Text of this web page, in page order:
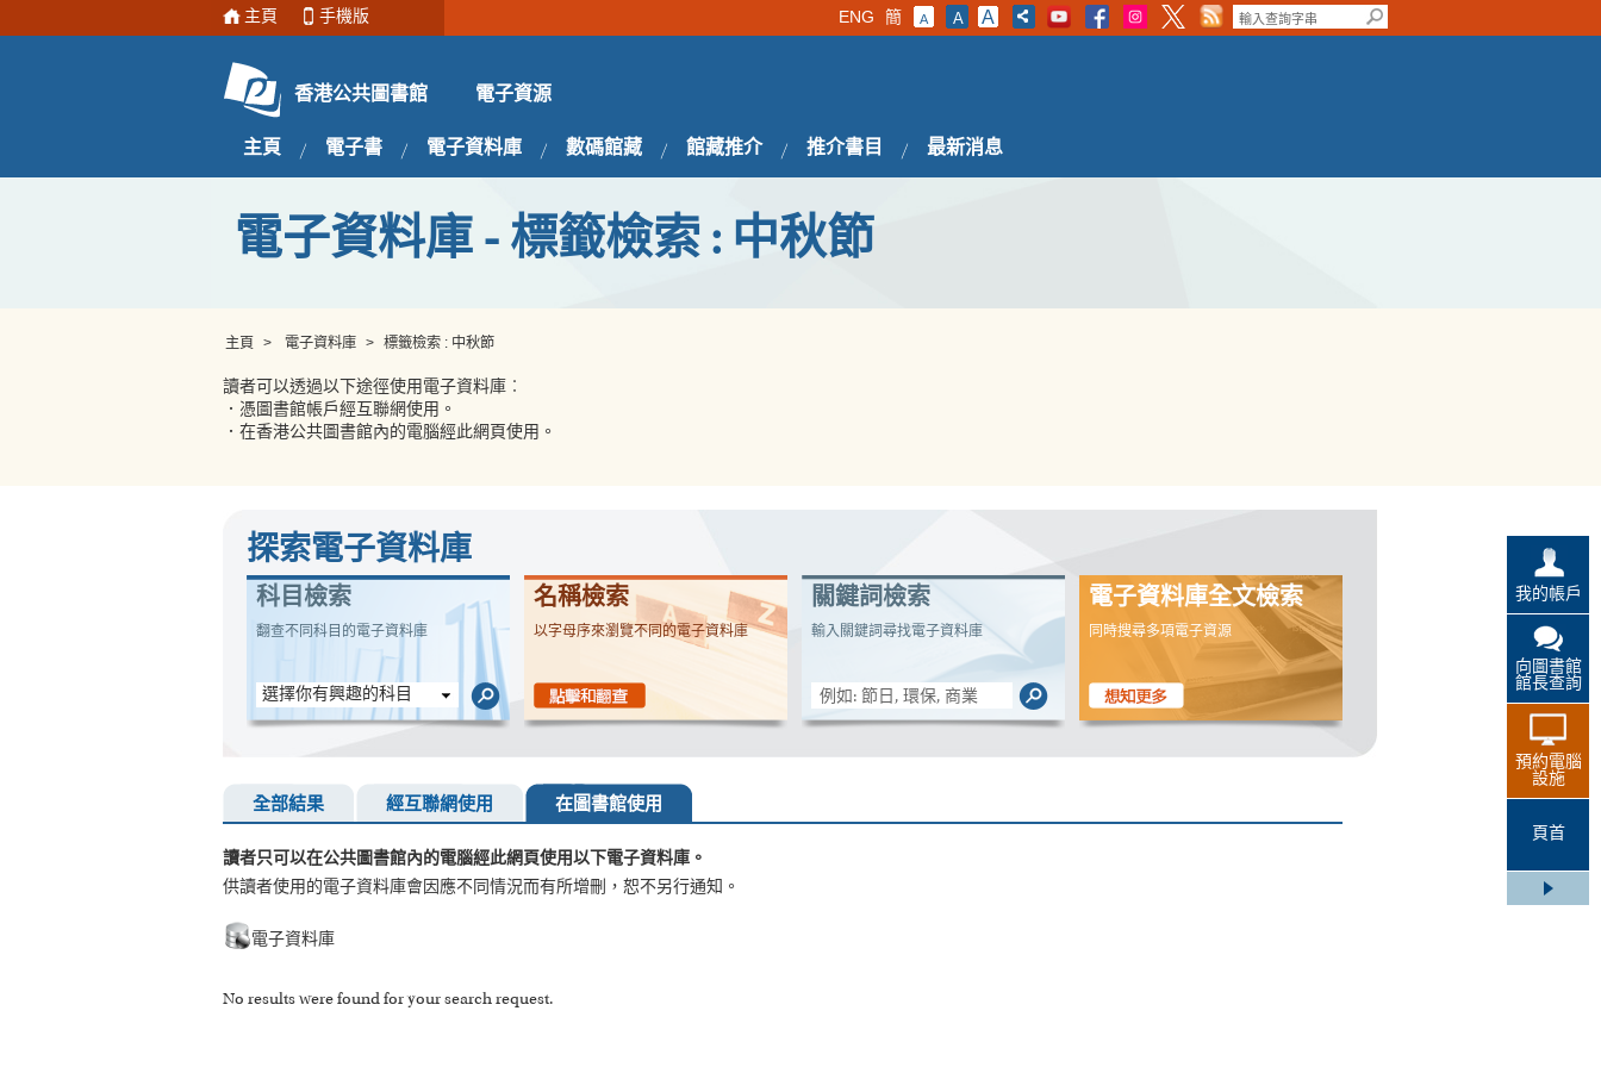
主頁 手機版 ENG 簡 A A A
香港公共圖書館 電子資源
主頁 電子書 電子資料庫 數碼館藏 館藏推介 推介書目 最新消息
我的帳戶
向圖書館
館長查詢
預約電腦
設施
頁首
電子資料庫 - 標籤檢索 : 中秋節
主頁 > 電子資料庫 > 標籤檢索 : 中秋節
讀者可以透過以下途徑使用電子資料庫︰
．憑圖書館帳戶經互聯網使用。
．在香港公共圖書館內的電腦經此網頁使用。
探索電子資料庫
科目檢索
翻查不同科目的電子資料庫
選擇你有興趣的科目
名稱檢索
以字母序來瀏覽不同的電子資料庫
關鍵詞檢索
輸入關鍵詞尋找電子資料庫
電子資料庫全文檢索
同時搜尋多項電子資源
全部結果 經互聯網使用 在圖書館使用
讀者只可以在公共圖書館內的電腦經此網頁使用以下電子資料庫。
供讀者使用的電子資料庫會因應不同情況而有所增刪，恕不另行通知。
電子資料庫
No results were found for your search request.